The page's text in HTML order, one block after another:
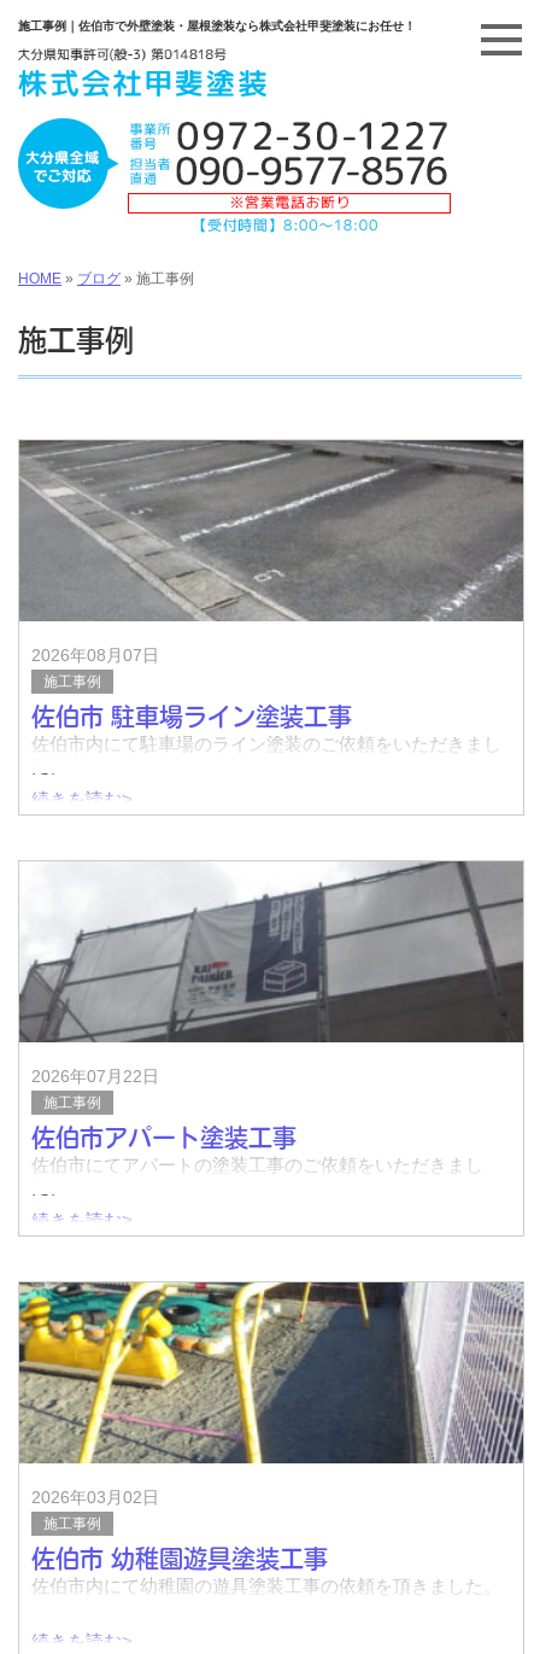
施工事例｜佐伯市で外壁塗装・屋根塗装なら株式会社甲斐塗装にお任せ！
HOME » ブログ » 施工事例
施工事例
2026年08月07日
施工事例
佐伯市 駐車場ライン塗装工事
佐伯市内にて駐車場のライン塗装のご依頼をいただきまし
着工前↓
続きを読む>
2026年07月22日
施工事例
佐伯市アパート塗装工事
佐伯市にてアパートの塗装工事のご依頼をいただきまし
着工前↓
完了↓
着工前↓
続きを読む>
2026年03月02日
施工事例
佐伯市 幼稚園遊具塗装工事
佐伯市内にて幼稚園の遊具塗装工事の依頼を頂きました。
続きを読む>